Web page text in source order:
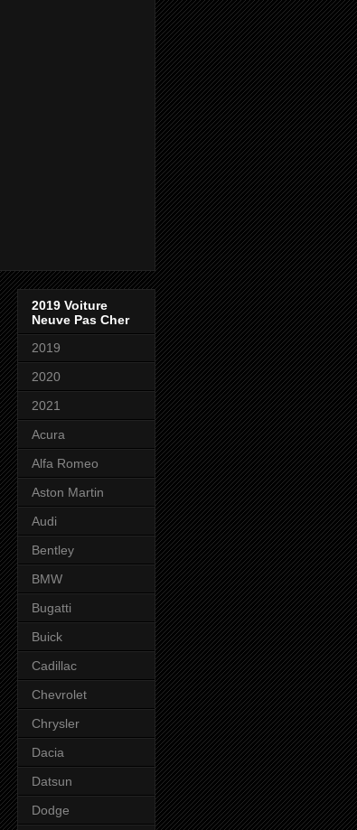
2019 Voiture
Neuve Pas Cher
2019
2020
2021
Acura
Alfa Romeo
Aston Martin
Audi
Bentley
BMW
Bugatti
Buick
Cadillac
Chevrolet
Chrysler
Dacia
Datsun
Dodge